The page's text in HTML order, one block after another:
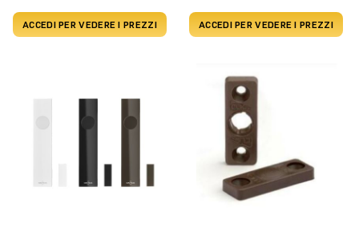
ACCEDI PER VEDERE I PREZZI ACCEDI PER VEDERE I PREZZI